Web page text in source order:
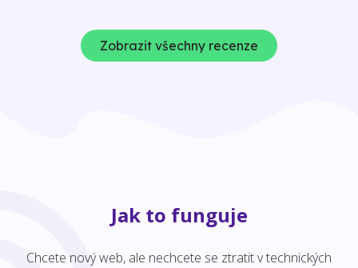
Zobrazit všechny recenze
Jak to funguje
Chcete nový web, ale nechcete se ztratit v technických